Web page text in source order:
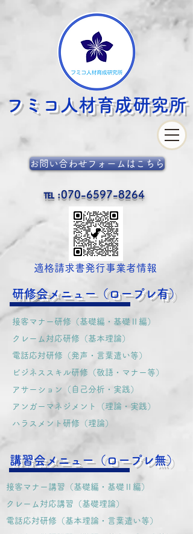
℡ :070-6597-8264
フミコ人材育成研究所
​適格請求書発行事業者情報
お問い合わせフォームはこちら
研修会メニュー（ロープレ有）
接客マナー研修（基礎編・基礎Ⅱ編）
クレーム対応研修（基本理論）
電話応対研修（発声・言葉遣い等）
​ビジネススキル研修（敬語・マナー等）
アサーション（自己分析・実践）
​アンガーマネジメント（理論・実践）
​ハラスメント研修（理論）
講習会メニュー（ロープレ無）
接客マナー講習（基礎編・基礎Ⅱ編）
クレーム対応講習（基礎理論）
電話応対研修（基本理論・言葉遣い等）